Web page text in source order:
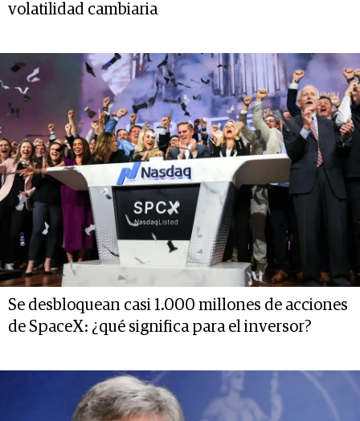
volatilidad cambiaria
Se desbloquean casi 1.000 millones de acciones
de SpaceX: ¿qué significa para el inversor?